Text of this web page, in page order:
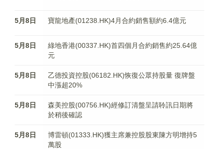
5月8日 寶龍地產(01238.HK)4月合約銷售額約6.4億元
5月8日
綠地香港(00337.HK)首四個月合約銷售約25.64億
元
5月8日
乙德投資控股(06182.HK)恢復公眾持股量 復牌盤
中漲超20%
5月8日
森美控股(00756.HK)經修訂清盤呈請聆訊日期將
於稍後確認
5月8日
博雷頓(01333.HK)獲主席兼控股股東陳方明增持5
萬股